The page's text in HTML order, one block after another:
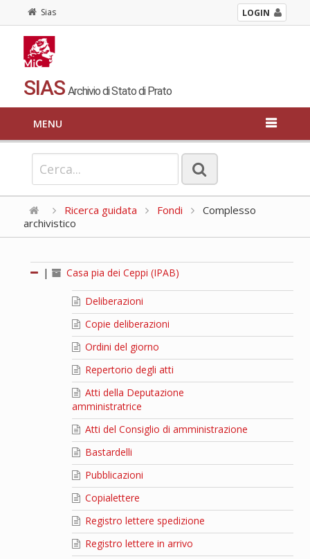
Sias LOGIN
SIAS Archivio di Stato di Prato
MENU
Ricerca guidata Fondi
Complesso
archivistico
| Casa pia dei Ceppi (IPAB)
Deliberazioni
Copie deliberazioni
Ordini del giorno
Repertorio degli atti
Atti della Deputazione
amministratrice
Atti del Consiglio di amministrazione
Bastardelli
Pubblicazioni
Copialettere
Registro lettere spedizione
Registro lettere in arrivo